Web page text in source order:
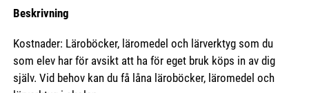
Beskrivning
Kostnader: Läroböcker, läromedel och lärverktyg som du
som elev har för avsikt att ha för eget bruk köps in av dig
själv. Vid behov kan du få låna läroböcker, läromedel och